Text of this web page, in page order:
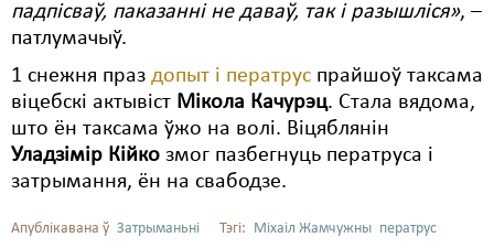
падпісваў, паказанні не даваў, так і разышліся», –
патлумачыў.
1 снежня праз допыт і ператрус прайшоў таксама
віцебскі актывіст Мікола Качурэц. Стала вядома,
што ён таксама ўжо на волі. Віцяблянін
Уладзімір Кійко змог пазбегнуць ператруса і
затрымання, ён на свабодзе.
Апублікавана ў Затрыманьні Тэгі: Міхаіл Жамчужны ператрус